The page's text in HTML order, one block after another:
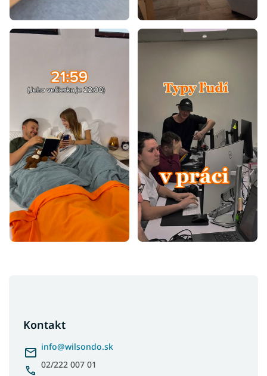
Kontakt
info@wilsondo.sk
02/222 007 01